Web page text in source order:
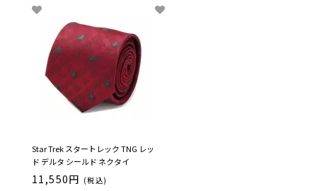
Star Trek スタートレック TNG レッ
ド デルタ シールド ネクタイ
11,550円 (税込)